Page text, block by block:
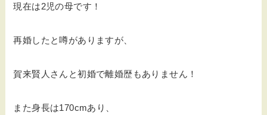
現在は2児の母です！
再婚したと噂がありますが、
賀来賢人さんと初婚で離婚歴もありません！
また身長は170cmあり、